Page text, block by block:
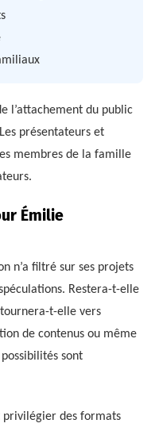
l’attachement du public
présentateurs et
membres de la famille
Émilie
n’a filtré sur ses projets
Restera-t-elle
t-elle vers
de contenus ou même
sont
privilégier des formats